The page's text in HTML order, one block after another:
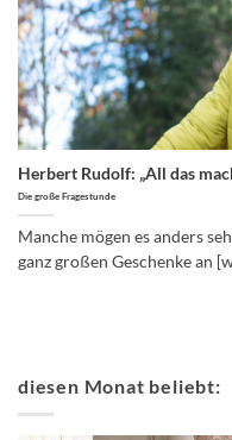
Herbert Rudolf: „All das
Die große Fragestunde
Manche mögen es anders
ganz großen Geschenke an
diesen Monat beliebt: